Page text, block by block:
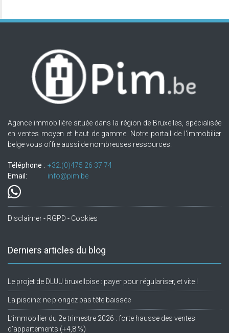
Agence immobilière située dans la région de Bruxelles, spécialisée
en ventes moyen et haut de gamme. Notre portail de l'immobilier
belge vous offre aussi de nombreuses ressources.
Téléphone : +32.(0)475 26 37 74
Email:
info@pim.be
Disclaimer - RGPD - Cookies
Derniers articles du blog
Le projet de DLUU bruxelloise : payer pour régulariser, et vite !
La piscine: ne plongez pas tête baissée
L’immobilier du 2e trimestre 2026 : forte hausse des ventes
d’appartements (+4,8 %)